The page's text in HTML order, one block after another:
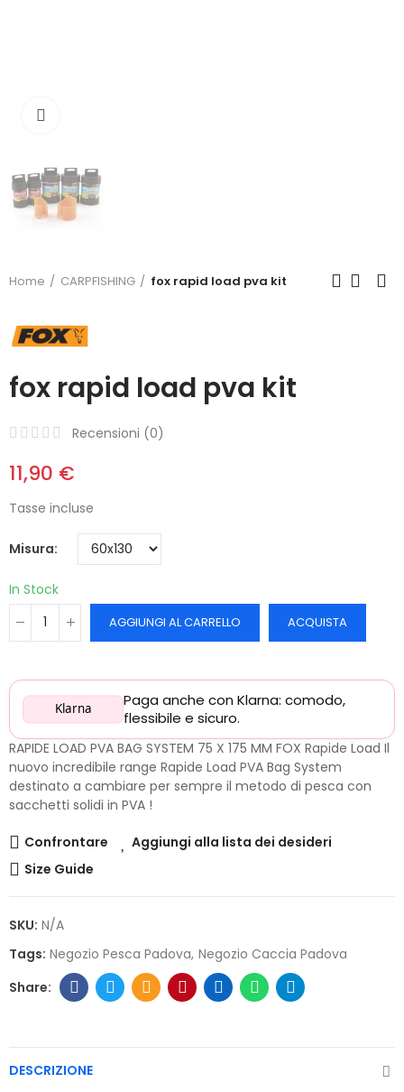
Home CARPFISHING fox rapid load pva kit
fox rapid load pva kit
Recensioni (0)
11,90 €
Tasse incluse
Misura
In Stock
AGGIUNGI AL CARRELLO ACQUISTA
Klarna
Paga anche con Klarna: comodo,
flessibile e sicuro.
RAPIDE LOAD PVA BAG SYSTEM 75 X 175 MM FOX Rapide Load Il
nuovo incredibile range Rapide Load PVA Bag System
destinato a cambiare per sempre il metodo di pesca con
sacchetti solidi in PVA !
Confrontare
Aggiungi alla lista dei desideri
Size Guide
SKU: N/A
Tags: Negozio Pesca Padova Negozio Caccia Padova
DESCRIZIONE